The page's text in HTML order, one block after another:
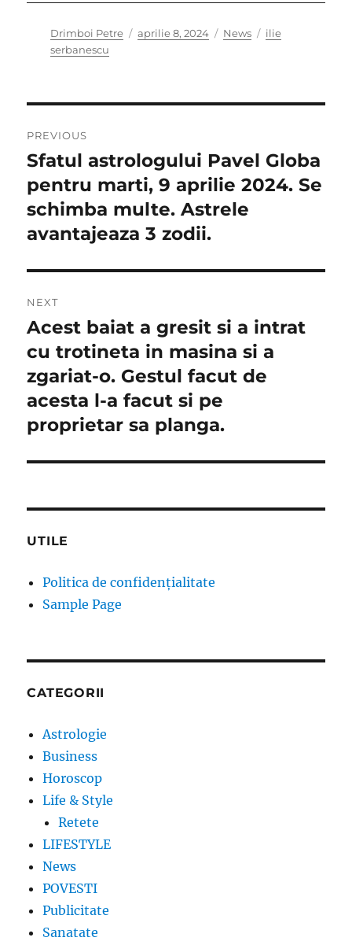
Author
Drimboi Petre
Posted
aprilie 8, 2024 Categories
News Tags
ilie
serbanescu
în
articole
PREVIOUS
Previous
post:
Sfatul astrologului Pavel Globa
pentru marti, 9 aprilie 2024. Se
schimba multe. Astrele
avantajeaza 3 zodii.
NEXT
Next
post:
Acest baiat a gresit si a intrat
cu trotineta in masina si a
zgariat-o. Gestul facut de
acesta l-a facut si pe
proprietar sa planga.
UTILE
Politica de confidențialitate
Sample Page
CATEGORII
Astrologie
Business
Horoscop
Life & Style
Retete
LIFESTYLE
News
POVESTI
Publicitate
Sanatate